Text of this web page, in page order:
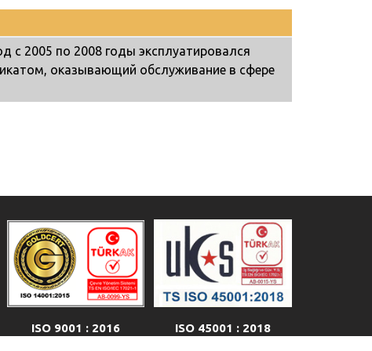
с 2005 по 2008 годы эксплуатировался
оказывающий обслуживание в сфере
ISO 9001 : 2016 ISO 45001 : 2018